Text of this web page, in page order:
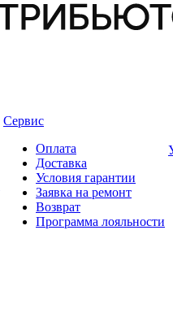
Сервис
Оплата
Доставка
Условия гарантии
Заявка на ремонт
Возврат
Программа лояльности